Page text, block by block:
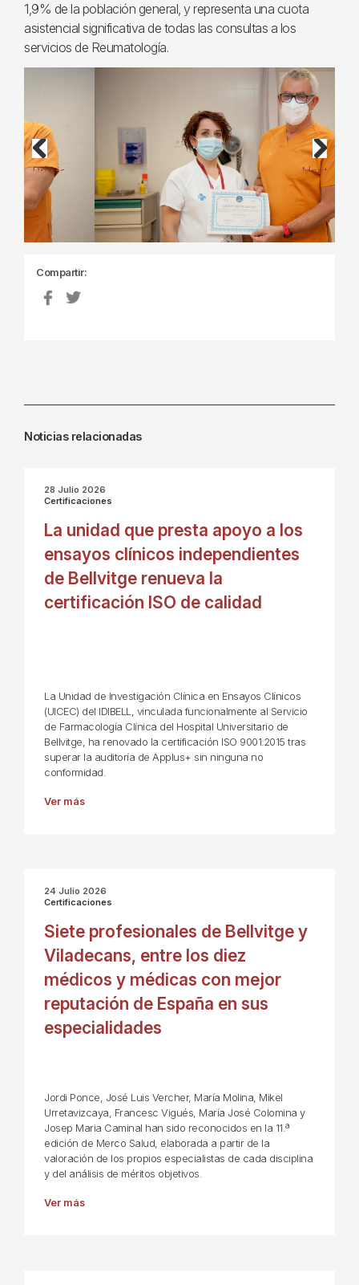
1,9% de la población general, y representa una cuota
asistencial significativa de todas las consultas a los
servicios de Reumatología.
Previous Next
Compartir:
Noticias relacionadas
28 Julio 2026
Certificaciones
La unidad que presta apoyo a los
ensayos clínicos independientes
de Bellvitge renueva la
certificación ISO de calidad
La Unidad de Investigación Clínica en Ensayos Clínicos
(UICEC) del IDIBELL, vinculada funcionalmente al Servicio
de Farmacología Clínica del Hospital Universitario de
Bellvitge, ha renovado la certificación ISO 9001:2015 tras
superar la auditoría de Applus+ sin ninguna no
conformidad.
Ver más
24 Julio 2026
Certificaciones
Siete profesionales de Bellvitge y
Viladecans, entre los diez
médicos y médicas con mejor
reputación de España en sus
especialidades
Jordi Ponce, José Luis Vercher, María Molina, Mikel
Urretavizcaya, Francesc Vigués, María José Colomina y
Josep Maria Caminal han sido reconocidos en la 11.ª
edición de Merco Salud, elaborada a partir de la
valoración de los propios especialistas de cada disciplina
y del análisis de méritos objetivos.
Ver más